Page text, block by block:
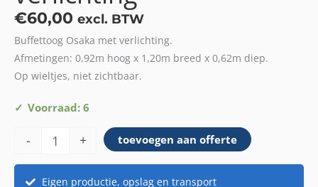
€60,00 excl. BTW
Buffettoog Osaka met verlichting.
Afmetingen: 0,92m hoog x 1,20m breed x 0,62m diep.
Op wieltjes, niet zichtbaar.
Voorraad: 6
-
Buffettoog
met
aantal
+ toevoegen aan offerte
Eigen productie, opslag en transport